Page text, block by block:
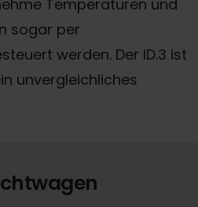
Temperaturen und
sogar per
werden. Der ID.3 ist
unvergleichliches